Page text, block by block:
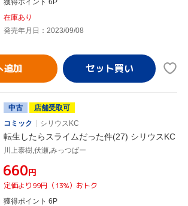
在庫あり
発売年月日：2023/09/08
追加
中古
店舗受取可
コミック
シリウスKC
転生したらスライムだった件(27) シリウスKC
川上泰樹,伏瀬,みっつばー
¥660円
定価より99円（13%）おトク
獲得ポイント 6P